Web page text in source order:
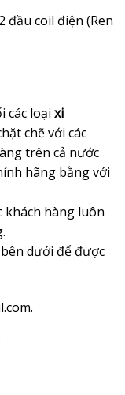
đầu coil điện (Ren
các loại xi
chẽ với các
trên cả nước
hãng bằng với
khách hàng luôn
dưới để được